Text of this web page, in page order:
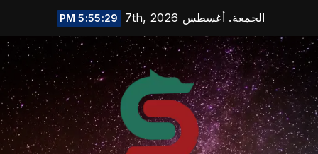
content
الجمعة. أغسطس 7th, 2026 5:55:30 PM